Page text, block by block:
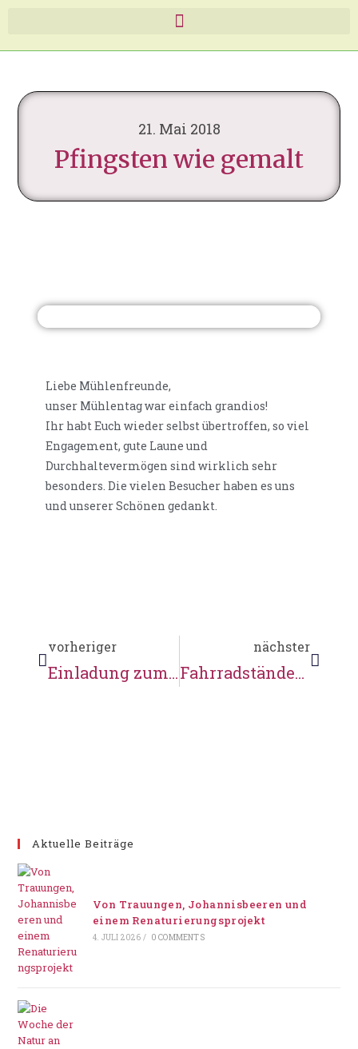
21. Mai 2018
Pfingsten wie gemalt
Liebe Mühlenfreunde,
unser Mühlentag war einfach grandios!
Ihr habt Euch wieder selbst übertroffen, so viel
Engagement, gute Laune und
Durchhaltevermögen sind wirklich sehr
besonders. Die vielen Besucher haben es uns
und unserer Schönen gedankt.
vorheriger
Einladung zum Mühlentag am Pringstmontag
nächster
Fahrradständer & Pfahlbohrer
Aktuelle Beiträge
Von Trauungen, Johannisbeeren und
einem Renaturierungsprojekt
4. JULI 2026 / 0 COMMENTS